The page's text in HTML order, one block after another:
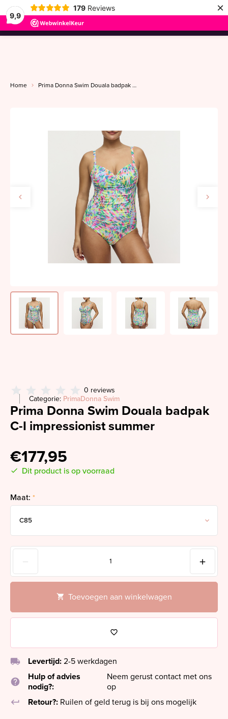
9,9
179 Reviews ×
menu
Home Prima Donna Swim Douala badpak C-I impressionist summer
0 reviews
Categorie: PrimaDonna Swim
Prima Donna Swim Douala badpak
C-I impressionist summer
€177,95
Dit product is op voorraad
Maat: *
Toevoegen aan winkelwagen
local_shipping Levertijd: 2-5 werkdagen
help
Hulp of advies
nodig?:
Neem gerust contact met ons
op
keyboard_return
Retour?: Ruilen of geld terug is bij ons mogelijk